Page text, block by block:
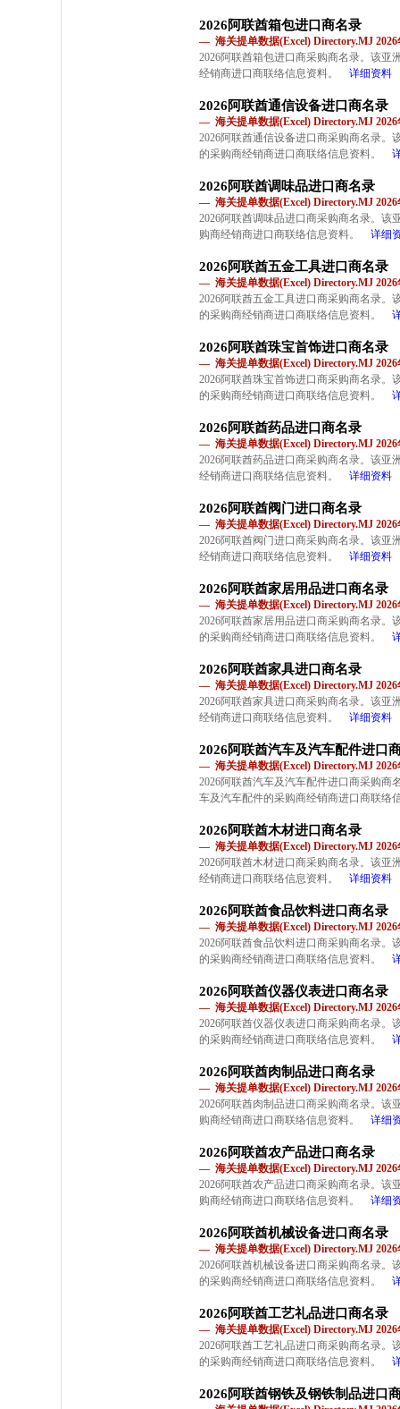
2026阿联酋箱包进口商名录
— 海关提单数据(Excel) Directory.MJ 2026
2026阿联酋箱包进口商采购商名录。该亚
经销商进口商联络信息资料。
详细资料
2026阿联酋通信设备进口商名录
— 海关提单数据(Excel) Directory.MJ 2026
2026阿联酋通信设备进口商采购商名录。
的采购商经销商进口商联络信息资料。
2026阿联酋调味品进口商名录
— 海关提单数据(Excel) Directory.MJ 2026
2026阿联酋调味品进口商采购商名录。该
购商经销商进口商联络信息资料。
详细
2026阿联酋五金工具进口商名录
— 海关提单数据(Excel) Directory.MJ 2026
2026阿联酋五金工具进口商采购商名录。
的采购商经销商进口商联络信息资料。
2026阿联酋珠宝首饰进口商名录
— 海关提单数据(Excel) Directory.MJ 2026
2026阿联酋珠宝首饰进口商采购商名录。
的采购商经销商进口商联络信息资料。
2026阿联酋药品进口商名录
— 海关提单数据(Excel) Directory.MJ 2026
2026阿联酋药品进口商采购商名录。该亚
经销商进口商联络信息资料。
详细资料
2026阿联酋阀门进口商名录
— 海关提单数据(Excel) Directory.MJ 2026
2026阿联酋阀门进口商采购商名录。该亚
经销商进口商联络信息资料。
详细资料
2026阿联酋家居用品进口商名录
— 海关提单数据(Excel) Directory.MJ 2026
2026阿联酋家居用品进口商采购商名录。
的采购商经销商进口商联络信息资料。
2026阿联酋家具进口商名录
— 海关提单数据(Excel) Directory.MJ 2026
2026阿联酋家具进口商采购商名录。该亚
经销商进口商联络信息资料。
详细资料
2026阿联酋汽车及汽车配件进口
— 海关提单数据(Excel) Directory.MJ 2026
2026阿联酋汽车及汽车配件进口商采购商
车及汽车配件的采购商经销商进口商联络
2026阿联酋木材进口商名录
— 海关提单数据(Excel) Directory.MJ 2026
2026阿联酋木材进口商采购商名录。该亚
经销商进口商联络信息资料。
详细资料
2026阿联酋食品饮料进口商名录
— 海关提单数据(Excel) Directory.MJ 2026
2026阿联酋食品饮料进口商采购商名录。
的采购商经销商进口商联络信息资料。
2026阿联酋仪器仪表进口商名录
— 海关提单数据(Excel) Directory.MJ 2026
2026阿联酋仪器仪表进口商采购商名录。
的采购商经销商进口商联络信息资料。
2026阿联酋肉制品进口商名录
— 海关提单数据(Excel) Directory.MJ 2026
2026阿联酋肉制品进口商采购商名录。该
购商经销商进口商联络信息资料。
详细
2026阿联酋农产品进口商名录
— 海关提单数据(Excel) Directory.MJ 2026
2026阿联酋农产品进口商采购商名录。该
购商经销商进口商联络信息资料。
详细
2026阿联酋机械设备进口商名录
— 海关提单数据(Excel) Directory.MJ 2026
2026阿联酋机械设备进口商采购商名录。
的采购商经销商进口商联络信息资料。
2026阿联酋工艺礼品进口商名录
— 海关提单数据(Excel) Directory.MJ 2026
2026阿联酋工艺礼品进口商采购商名录。
的采购商经销商进口商联络信息资料。
2026阿联酋钢铁及钢铁制品进口